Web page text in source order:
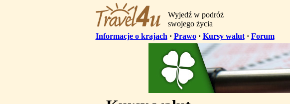
Wyjedź w podróż
swojego życia
Informacje o krajach · Prawo· Kursy walut· Forum